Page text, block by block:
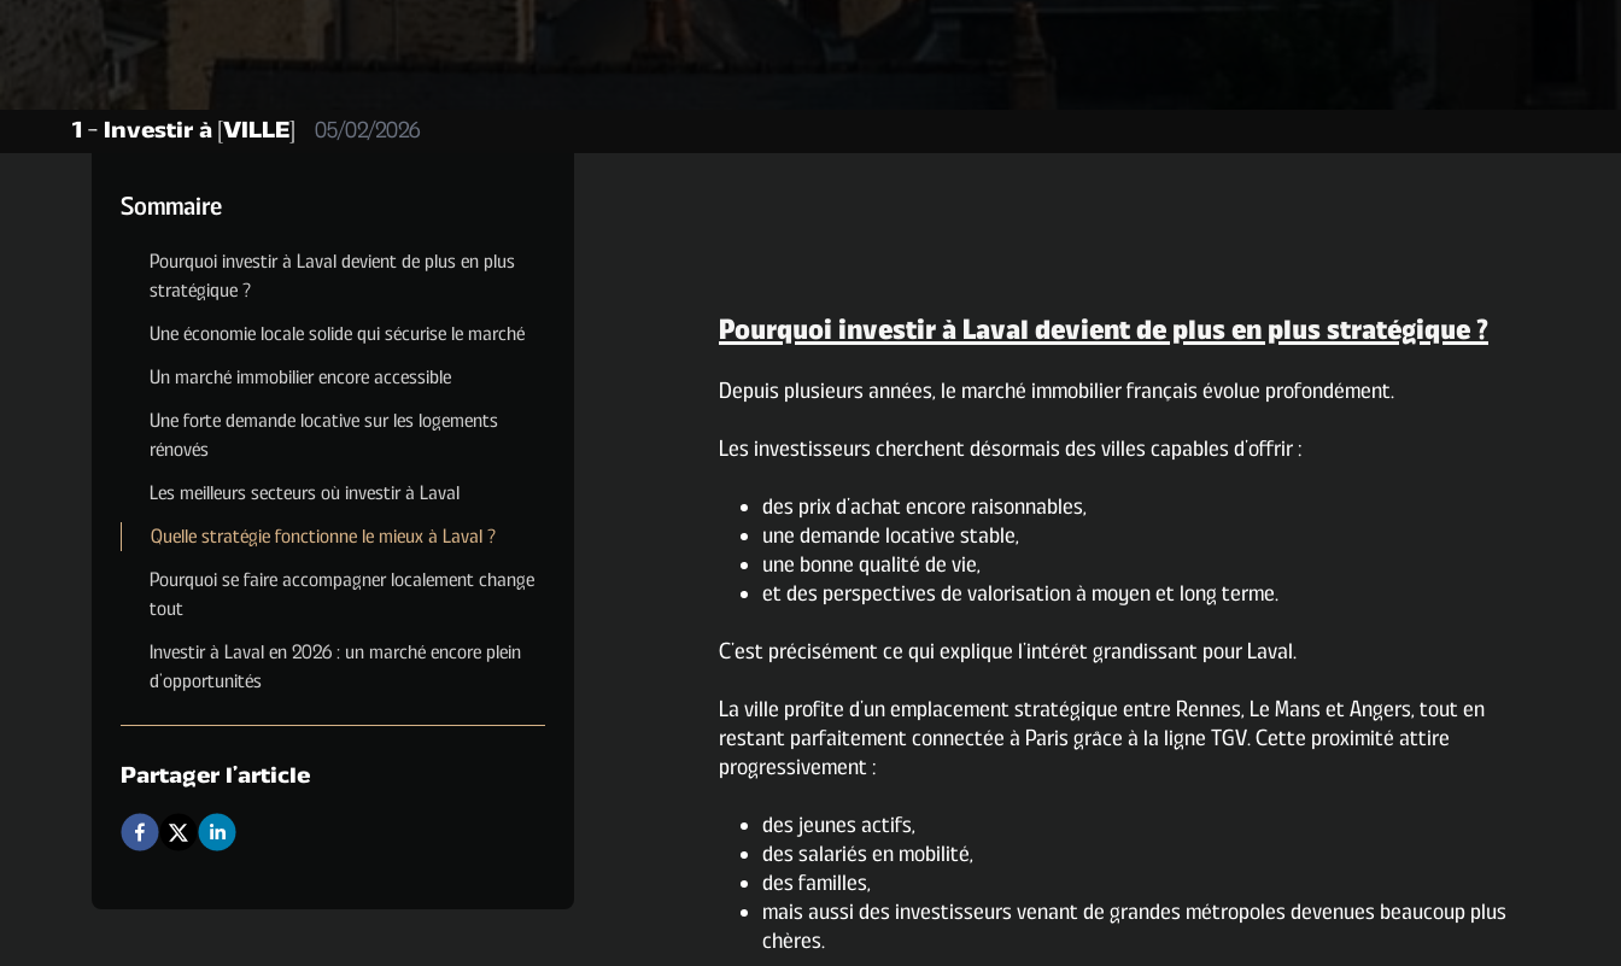
1 - Investir à [VILLE] 05/02/2026
Sommaire
Pourquoi investir à Laval devient de plus en plus
stratégique ?
Une économie locale solide qui sécurise le marché
Un marché immobilier encore accessible
Une forte demande locative sur les logements
rénovés
Les meilleurs secteurs où investir à Laval
Quelle stratégie fonctionne le mieux à Laval ?
Pourquoi se faire accompagner localement change
tout
Investir à Laval en 2026 : un marché encore plein
d’opportunités
Partager l'article
Pourquoi investir à Laval devient de plus en plus stratégique ?
Depuis plusieurs années, le marché immobilier français évolue profondément.
Les investisseurs cherchent désormais des villes capables d’offrir :
des prix d’achat encore raisonnables,
une demande locative stable,
une bonne qualité de vie,
et des perspectives de valorisation à moyen et long terme.
C’est précisément ce qui explique l’intérêt grandissant pour Laval.
La ville profite d’un emplacement stratégique entre Rennes, Le Mans et Angers, tout en
restant parfaitement connectée à Paris grâce à la ligne TGV. Cette proximité attire
progressivement :
des jeunes actifs,
des salariés en mobilité,
des familles,
mais aussi des investisseurs venant de grandes métropoles devenues beaucoup plus
chères.